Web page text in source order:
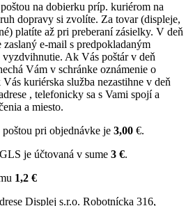
na dobierku príp. kuriérom na
dopravy si zvolíte. Za tovar (displeje,
platíte až pri preberaní zásielky. V deň
e-mail s predpokladaným
Ak Vás poštár v deň
Vám v schránke oznámenie o
kuriérska služba nezastihne v deň
, telefonicky sa s Vami spojí a
a miesto.
pri objednávke je 3,00 €.
je účtovaná v sume 3 €.
1,2 €
Displej s.r.o. Robotnícka 316,